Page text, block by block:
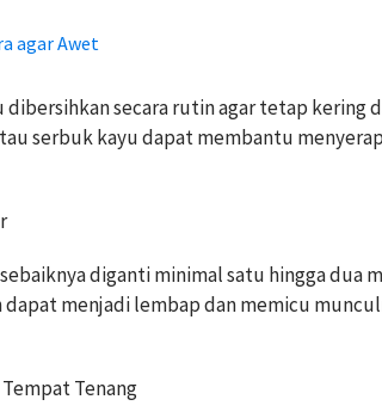
agar Awet
secara rutin agar tetap kering
serbuk kayu dapat membantu
diganti minimal satu hingga dua
menjadi lembap dan memicu
Tenang